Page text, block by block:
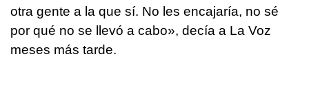
otra gente a la que sí. No les encajaría, no sé
por qué no se llevó a cabo», decía a La Voz
meses más tarde.